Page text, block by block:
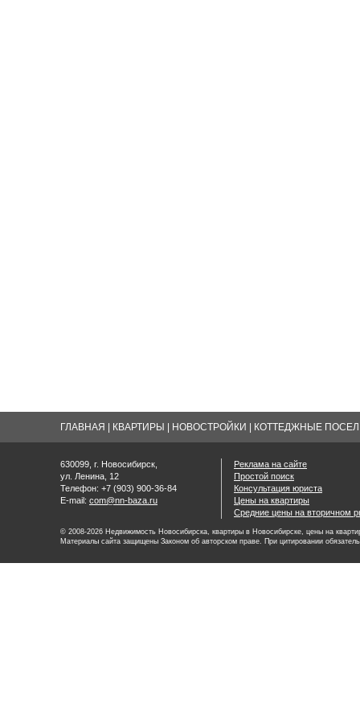
ГЛАВНАЯ КВАРТИРЫ НОВОСТРОЙКИ КОТТЕДЖНЫЕ
630099, г. Новосибирск,
ул. Ленина, 12
Телефон: +7 (903) 900-36-84
E-mail: com@nn-baza.ru
Реклама на сайте
Простой поиск
Консультация юриста
Цены на квартиры
Средние цены на вторичном
© 2008-2026 Недвижимость Новосибирска, квартиры в Новосибирске, цены на
Материалы сайта защищены Законом об авторском праве. При цитировании